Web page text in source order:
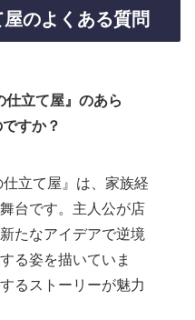
のよくある質問
仕立て屋』のあら
すか？
立て屋』は、家族経
台です。主人公が店
たなアイデアで逆境
る姿を描いていま
るストーリーが魅力